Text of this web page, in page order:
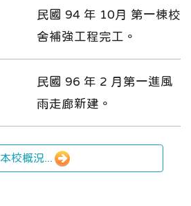
民國 94 年 10月 第一棟校
舍補強工程完工。
民國 96 年 2 月第一進風
雨走廊新建。
本校概況...